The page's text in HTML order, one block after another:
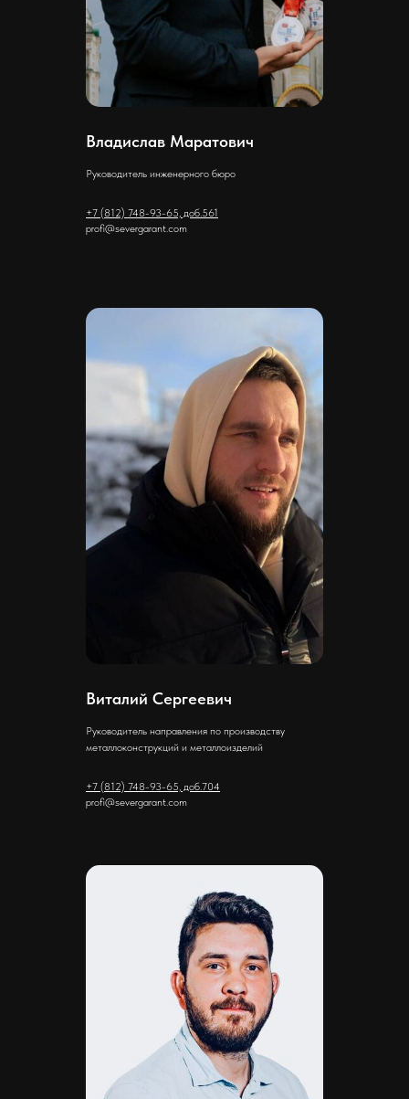
Владислав Маратович
Руководитель инженерного бюро
+7 (812) 748-93-65, доб.561
profi@severgarant.com
Виталий Сергеевич
Руководитель направления по производству
металлоконструкций и металлоизделий
+7 (812) 748-93-65, доб.704
profi@severgarant.com